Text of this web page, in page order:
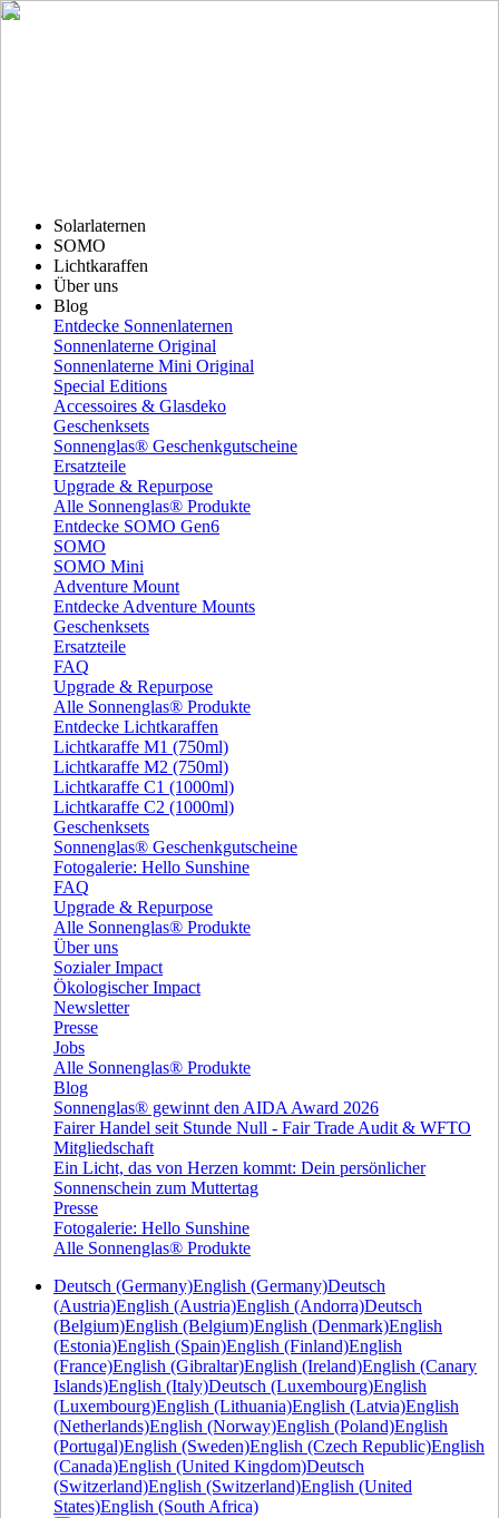
Solarlaternen
SOMO
Lichtkaraffen
Über uns
Blog
Entdecke Sonnenlaternen
Sonnenlaterne Original
Sonnenlaterne Mini Original
Special Editions
Accessoires & Glasdeko
Geschenksets
Sonnenglas® Geschenkgutscheine
Ersatzteile
Upgrade & Repurpose
Alle Sonnenglas® Produkte
Entdecke SOMO Gen6
SOMO
SOMO Mini
Adventure Mount
Entdecke Adventure Mounts
Geschenksets
Ersatzteile
FAQ
Upgrade & Repurpose
Alle Sonnenglas® Produkte
Entdecke Lichtkaraffen
Lichtkaraffe M1 (750ml)
Lichtkaraffe M2 (750ml)
Lichtkaraffe C1 (1000ml)
Lichtkaraffe C2 (1000ml)
Geschenksets
Sonnenglas® Geschenkgutscheine
Fotogalerie: Hello Sunshine
FAQ
Upgrade & Repurpose
Alle Sonnenglas® Produkte
Über uns
Sozialer Impact
Ökologischer Impact
Newsletter
Presse
Jobs
Alle Sonnenglas® Produkte
Blog
Sonnenglas® gewinnt den AIDA Award 2026
Fairer Handel seit Stunde Null - Fair Trade Audit & WFTO
Mitgliedschaft
Ein Licht, das von Herzen kommt: Dein persönlicher
Sonnenschein zum Muttertag
Presse
Fotogalerie: Hello Sunshine
Alle Sonnenglas® Produkte
Deutsch (Germany)English (Germany)Deutsch
(Austria)English (Austria)English (Andorra)Deutsch
(Belgium)English (Belgium)English (Denmark)English
(Estonia)English (Spain)English (Finland)English
(France)English (Gibraltar)English (Ireland)English (Canary
Islands)English (Italy)Deutsch (Luxembourg)English
(Luxembourg)English (Lithuania)English (Latvia)English
(Netherlands)English (Norway)English (Poland)English
(Portugal)English (Sweden)English (Czech Republic)English
(Canada)English (United Kingdom)Deutsch
(Switzerland)English (Switzerland)English (United
States)English (South Africa)